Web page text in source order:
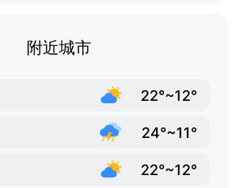
附近城市
22°~12°
24°~11°
22°~12°